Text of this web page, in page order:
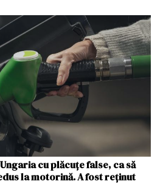
cu plăcuțe false, ca să
la motorină. A fost reținut